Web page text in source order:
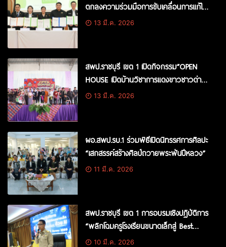
ตกลงความร่วมมือการขับเคลื่อนการแก้ไข
ปัญหาเด็กและเยาวชนนอกระบบการศึกษา
13 มี.ค. 2026
สพป.ราชบุรี เขต 1 เปิดกิจกรรม”OPEN
HOUSE เปิดบ้านวิชาการแดงขาวชาวด่าน
ทับตะโก” ครั้งที่ 2 ปีการศึกษา 2568
13 มี.ค. 2026
ผอ.สพป.รบ.1 ร่วมพิธีเปิดนิทรรศการศิลปะ
“เสกสรรค์สร้างศิลป์ถวายพระพันปีหลวง”
11 มี.ค. 2026
สพป.ราชบุรี เขต 1 การอบรมเชิงปฏิบัติการ
“พลิกโฉมครูโรงเรียนขนาดเล็กสู่ Best
Teacher ด้วย AI”
10 มี.ค. 2026